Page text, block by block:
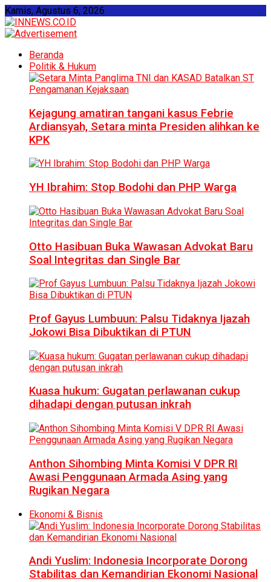
Kamis, Agustus 6, 2026
Beranda
Politik & Hukum
Kejagung amatiran tangani kasus Febrie
Ardiansyah, Setara minta Presiden alihkan ke
KPK
YH Ibrahim: Stop Bodohi dan PHP Warga
Otto Hasibuan Buka Wawasan Advokat Baru
Soal Integritas dan Single Bar
Prof Gayus Lumbuun: Palsu Tidaknya Ijazah
Jokowi Bisa Dibuktikan di PTUN
Kuasa hukum: Gugatan perlawanan cukup
dihadapi dengan putusan inkrah
Anthon Sihombing Minta Komisi V DPR RI
Awasi Penggunaan Armada Asing yang
Rugikan Negara
Ekonomi & Bisnis
Andi Yuslim: Indonesia Incorporate Dorong
Stabilitas dan Kemandirian Ekonomi Nasional